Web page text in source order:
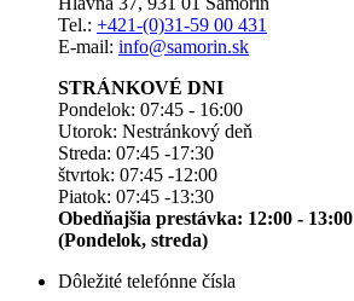
Tel.: +421-(0)31-59 00 431
E-mail: info@samorin.sk
STRÁNKOVÉ DNI
Pondelok: 07:45 - 16:00
Utorok: Nestránkový deň
Streda: 07:45 -17:30
štvrtok: 07:45 -12:00
Piatok: 07:45 -13:30
Obedňajšia prestávka: 12:00 - 13:00
(Pondelok, streda)
Dôležité telefónne čísla